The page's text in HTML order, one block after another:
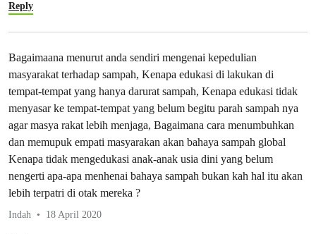
Reply
Bagaimaana menurut anda sendiri mengenai kepedulian
masyarakat terhadap sampah, Kenapa edukasi di lakukan di
tempat-tempat yang hanya darurat sampah, Kenapa edukasi tidak
menyasar ke tempat-tempat yang belum begitu parah sampah nya
agar masya rakat lebih menjaga, Bagaimana cara menumbuhkan
dan memupuk empati masyarakan akan bahaya sampah global
Kenapa tidak mengedukasi anak-anak usia dini yang belum
nengerti apa-apa menhenai bahaya sampah bukan kah hal itu akan
lebih terpatri di otak mereka ?
Indah 18 April 2020